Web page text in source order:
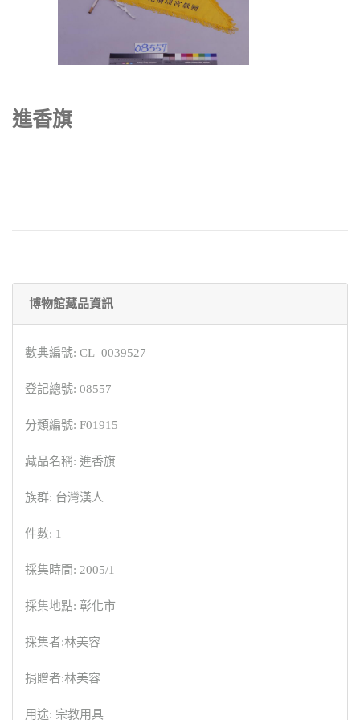
進香旗
博物館藏品資訊
數典編號: CL_0039527
登記總號: 08557
分類編號: F01915
藏品名稱: 進香旗
族群: 台灣漢人
件數: 1
採集時間: 2005/1
採集地點: 彰化市
採集者:林美容
捐贈者:林美容
用途: 宗教用具